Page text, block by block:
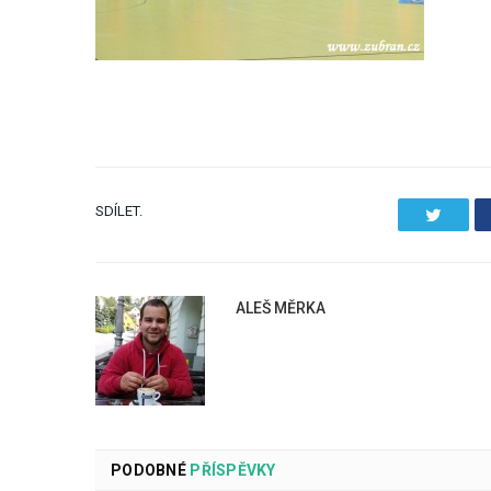
SDÍLET.
ALEŠ MĚRKA
PODOBNÉPŘÍSPĚVKY